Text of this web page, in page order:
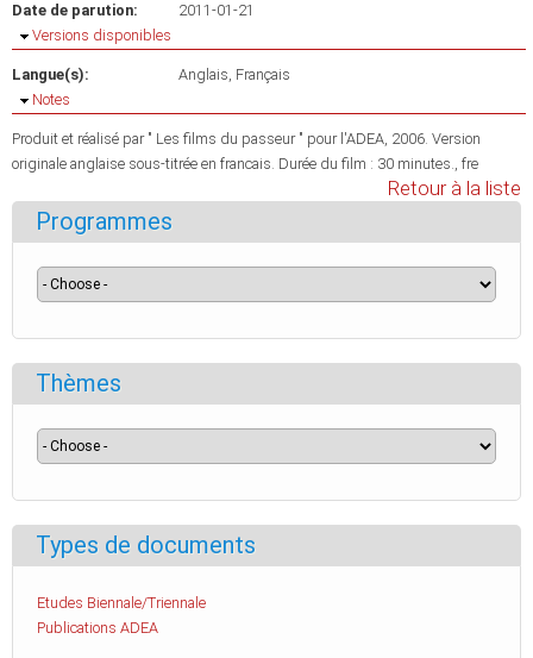
Date de parution:
2011-01-21
Masquer
Versions disponibles
Langue(s): Anglais Français
Masquer
Notes
Produit et réalisé par " Les films du passeur " pour l'ADEA, 2006. Version
originale anglaise sous-titrée en francais. Durée du film : 30 minutes., fre
Retour à la liste
Programmes
Thèmes
Types de documents
Etudes Biennale/Triennale
Publications ADEA